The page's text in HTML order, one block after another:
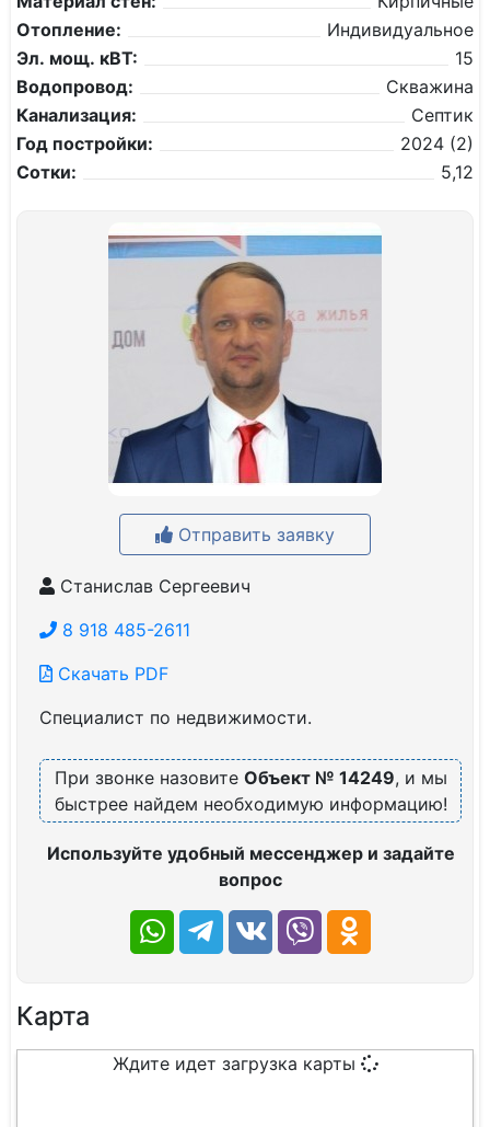
Отопление:
Индивидуальное
Эл. мощ. кВТ:
15
Водопровод:
Скважина
Канализация:
Септик
Год постройки:
2024 (2)
Сотки:
5,12
Отправить заявку
Станислав Сергеевич
8 918 485-2611
Скачать PDF
Специалист по недвижимости.
При звонке назовите Объект № 14249, и мы
быстрее найдем необходимую информацию!
Используйте удобный мессенджер и задайте
вопрос
Карта
Ждите идет загрузка карты